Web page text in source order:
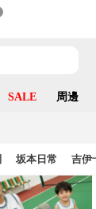
SALE 周邊
坂本日常 吉伊